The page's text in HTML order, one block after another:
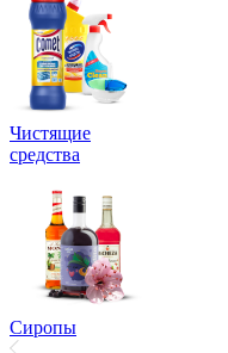
Чистящие
средства
Сиропы